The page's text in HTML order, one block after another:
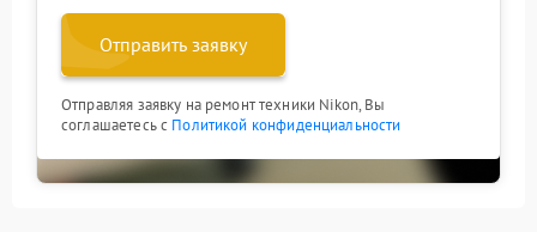
Отправить заявку
Отправляя заявку на ремонт техники Nikon, Вы
соглашаетесь с Политикой конфиденциальности